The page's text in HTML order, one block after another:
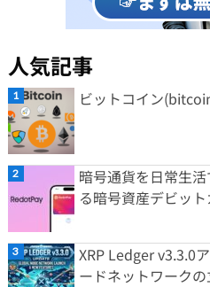
人気記事
ビットコイン
暗号通貨を日常生
る暗号資産デビッ
XRP Ledger v3.3.0
ードネットワーク